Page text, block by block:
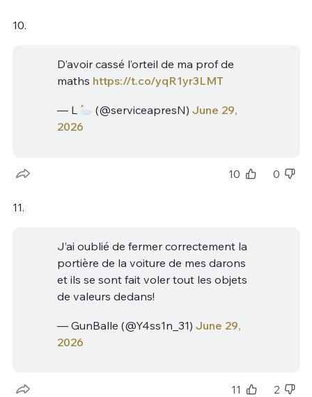
10.
D’avoir cassé l’orteil de ma prof de
maths https://t.co/yqR1yr3LMT
— L (@serviceapresN) June 29,
2026
10 0
11.
J’ai oublié de fermer correctement la
portière de la voiture de mes darons
et ils se sont fait voler tout les objets
de valeurs dedans!
— GunBalle (@Y4ss1n_31) June 29,
2026
11 2